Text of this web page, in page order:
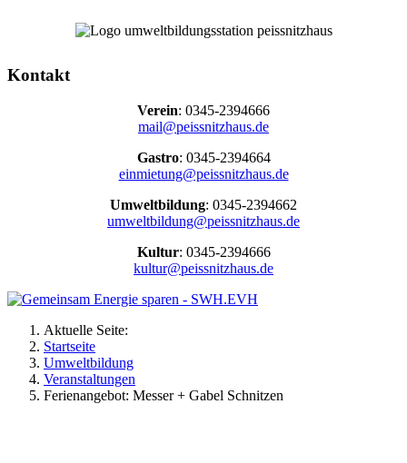
Kontakt
Verein: 0345-2394666
mail@peissnitzhaus.de
Gastro: 0345-2394664
einmietung@peissnitzhaus.de
Umweltbildung: 0345-2394662
umweltbildung@peissnitzhaus.de
Kultur: 0345-2394666
kultur@peissnitzhaus.de
Aktuelle Seite:
Startseite
Umweltbildung
Veranstaltungen
Ferienangebot: Messer + Gabel Schnitzen